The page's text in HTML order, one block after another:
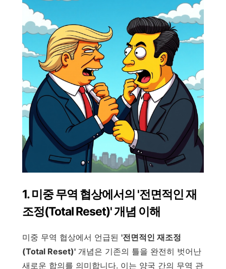
1. 미중 무역 협상에서의 '전면적인 재
조정(Total Reset)' 개념 이해
미중 무역 협상에서 언급된 '전면적인 재조정
(Total Reset)' 개념은 기존의 틀을 완전히 벗어난
새로운 합의를 의미합니다. 이는 양국 간의 무역 관